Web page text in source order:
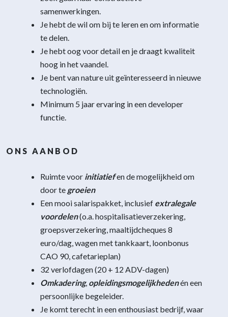
samenwerkingen.
Je hebt de wil om bij te leren en om informatie
te delen.
Je hebt oog voor detail en je draagt kwaliteit
hoog in het vaandel.
Je bent van nature uit geïnteresseerd in nieuwe
technologiën.
Minimum 5 jaar ervaring in een developer
functie.
ONS AANBOD
Ruimte voor initiatiefen de mogelijkheid om
door te groeien
Een mooi salarispakket, inclusief extralegale
voordelen(o.a. hospitalisatieverzekering,
groepsverzekering, maaltijdcheques 8
euro/dag, wagen met tankkaart, loonbonus
CAO 90, cafetarieplan)
32 verlofdagen (20 + 12 ADV-dagen)
Omkadering, opleidingsmogelijkhedenén een
persoonlijke begeleider.
Je komt terecht in een enthousiast bedrijf, waar